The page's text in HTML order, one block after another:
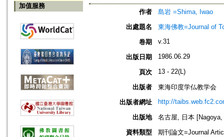
加值服務
作者
島岩 =Shima, Iwao
出處題名
東海佛教=Journal of
卷期
v.31
出版日期 1986.06.29
頁次 13 - 22(L)
出版者
東海印度学仏教学会
出版者網址
http://
出版地
名古屋, 日本
資料類型
期刊論文=Journal